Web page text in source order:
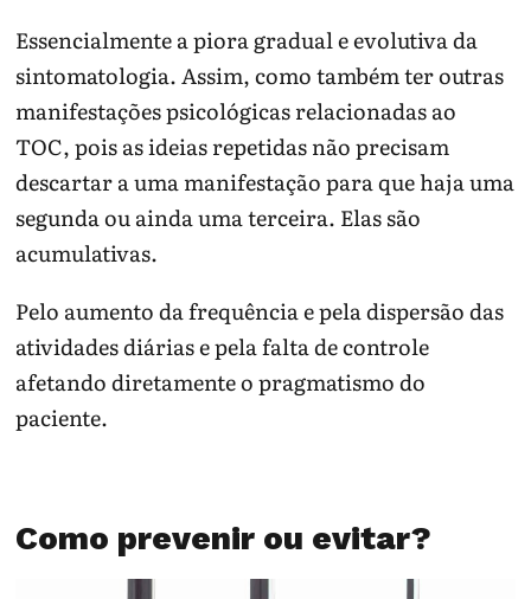
Essencialmente a piora gradual e evolutiva da
sintomatologia. Assim, como também ter outras
manifestações psicológicas relacionadas ao
TOC, pois as ideias repetidas não precisam
descartar a uma manifestação para que haja uma
segunda ou ainda uma terceira. Elas são
acumulativas.
Pelo aumento da frequência e pela dispersão das
atividades diárias e pela falta de controle
afetando diretamente o pragmatismo do
paciente.
Como prevenir ou evitar?